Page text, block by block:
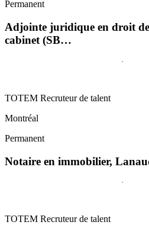
Permanent
Adjointe juridique en droit
cabinet (SB…
TOTEM Recruteur de talent
Montréal
Permanent
Notaire en immobilier,
TOTEM Recruteur de talent